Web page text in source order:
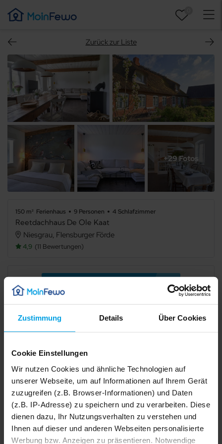
Zustimmung Details Über Cookies
Cookie Einstellungen
Wir nutzen Cookies und ähnliche Technologien auf
unserer Webseite, um auf Informationen auf Ihrem Gerät
zuzugreifen (z.B. Browser-Informationen) und Daten
(z.B. IP-Adresse) zu speichern und zu verarbeiten. Diese
dienen dazu, Ihr Nutzungsverhalten zu verstehen und
Ihnen auf dieser und anderen Webseiten personalisierte
Werbung bzw. Anzeigen zu präsentieren. Notwendige
Zurück zur Liste
+29 Fotos
150 m² Ferienhaus 9 Personen 4 Schlafzimmer
Reetdachhaus De Ole Kaat
Niesgrau, Flensburger Förde
4,9 11 Bewertungen
Mikrowelle Spülmaschine
Gefriermöglichkeit
Kamin/Ofen Waschmaschine
Trockner Haustier erlaubt